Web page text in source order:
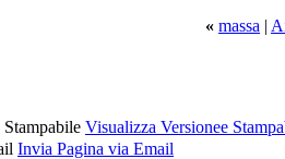
« massa |
Visualizza Versionee
Invia Pagina via Email